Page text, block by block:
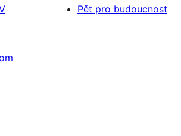
Pět pro budoucnost